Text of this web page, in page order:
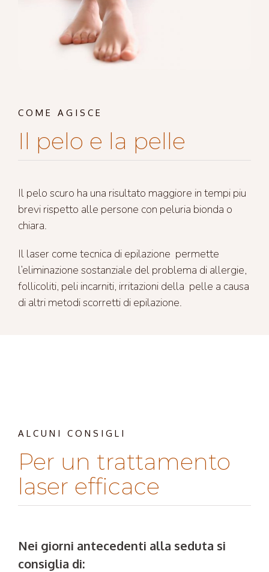
COME AGISCE
Il pelo e la pelle
Il pelo scuro ha una risultato maggiore in tempi piu
brevi rispetto alle persone con peluria bionda o
chiara.
Il laser come tecnica di epilazione permette
l’eliminazione sostanziale del problema di allergie,
follicoliti, peli incarniti, irritazioni della pelle a causa
di altri metodi scorretti di epilazione.
ALCUNI CONSIGLI
Per un trattamento
laser efficace
Nei giorni antecedenti alla seduta si
consiglia di: